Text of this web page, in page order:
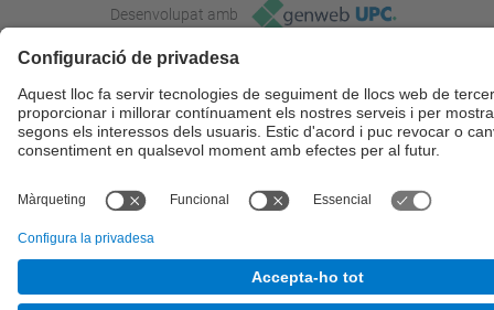
Desenvolupat amb
Mapa del lloc
Avís legal
Configuració de privadesa